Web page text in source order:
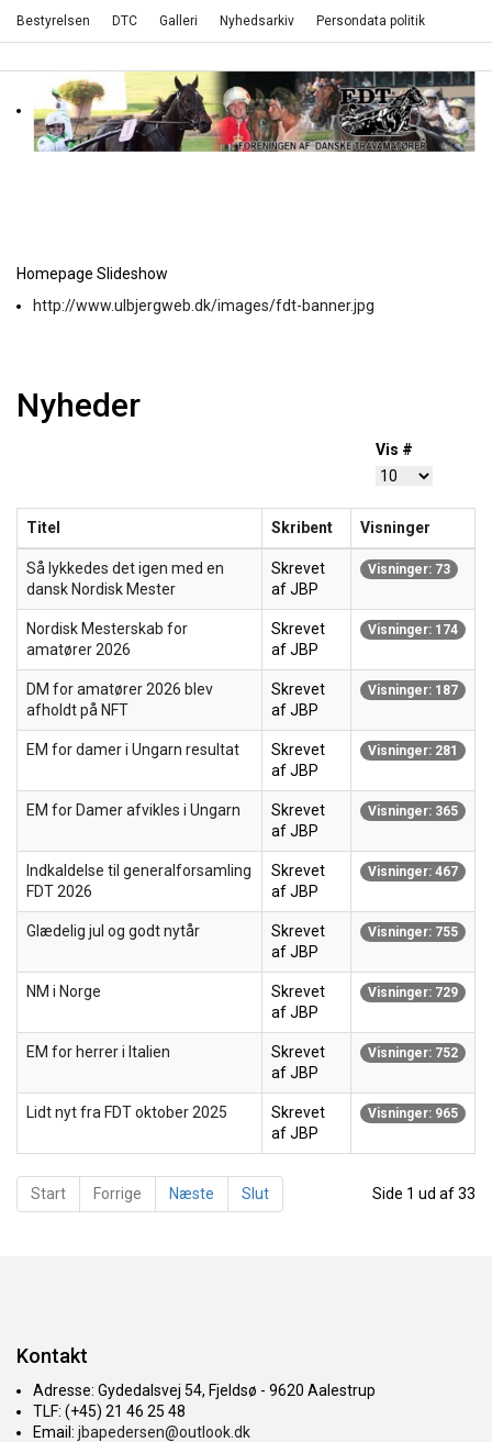
Bestyrelsen DTC Galleri Nyhedsarkiv Persondata politik
Homepage Slideshow
http://www.ulbjergweb.dk/images/fdt-banner.jpg
Nyheder
Vis #
Titel Skribent Visninger
Så lykkedes det igen med en
dansk Nordisk Mester
Skrevet
af JBP
Visninger: 73
Nordisk Mesterskab for
amatører 2026
Skrevet
af JBP
Visninger: 174
DM for amatører 2026 blev
afholdt på NFT
Skrevet
af JBP
Visninger: 187
EM for damer i Ungarn resultat
Skrevet
af JBP
Visninger: 281
EM for Damer afvikles i Ungarn
Skrevet
af JBP
Visninger: 365
Indkaldelse til generalforsamling
FDT 2026
Skrevet
af JBP
Visninger: 467
Glædelig jul og godt nytår
Skrevet
af JBP
Visninger: 755
NM i Norge
Skrevet
af JBP
Visninger: 729
EM for herrer i Italien
Skrevet
af JBP
Visninger: 752
Lidt nyt fra FDT oktober 2025
Skrevet
af JBP
Visninger: 965
Side 1 ud af 33
Start Forrige Næste Slut
Kontakt
Adresse: Gydedalsvej 54, Fjeldsø - 9620 Aalestrup
TLF: (+45) 21 46 25 48
Email: jbapedersen@outlook.dk